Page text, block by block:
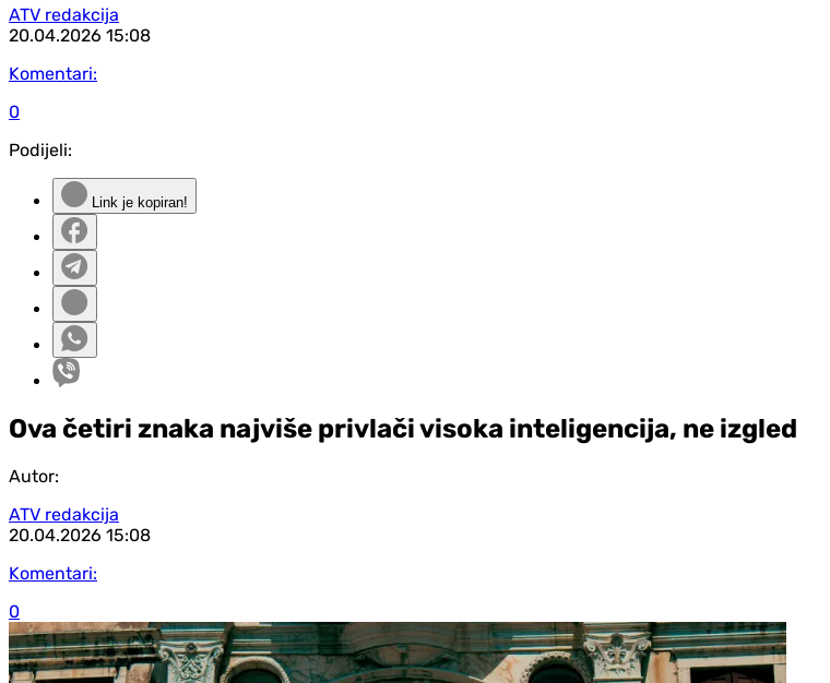
ATV redakcija
20.04.2026 15:08
Komentari:
0
Podijeli:
Link je kopiran!
Ova četiri znaka najviše privlači visoka inteligencija, ne izgled
Autor:
ATV redakcija
20.04.2026 15:08
Komentari:
0